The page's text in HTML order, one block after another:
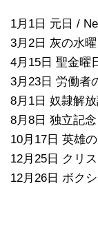
1月1日 元日 /
3月2日 灰の水
4月15日 聖金曜
3月23日 労働者
8月1日 奴隷解
8月8日 独立記
10月17日 英雄
12月25日 クリ
12月26日 ボク